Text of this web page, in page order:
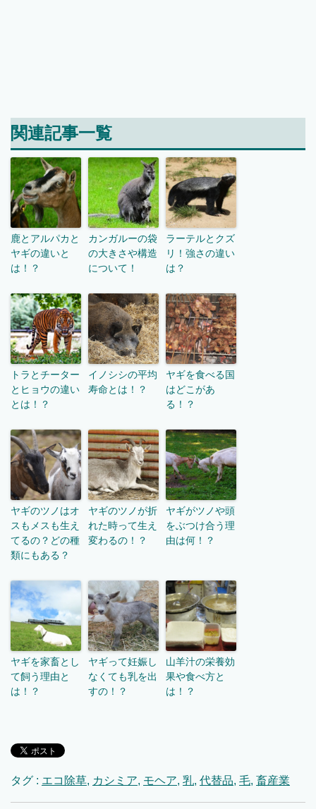
関連記事一覧
鹿とアルパカと
ヤギの違いと
は！？
カンガルーの袋
の大きさや構造
について！
ラーテルとクズ
リ！強さの違い
は？
トラとチーター
とヒョウの違い
とは！？
イノシシの平均
寿命とは！？
ヤギを食べる国
はどこがあ
る！？
ヤギのツノはオ
スもメスも生え
てるの？どの種
類にもある？
ヤギのツノが折
れた時って生え
変わるの！？
ヤギがツノや頭
をぶつけ合う理
由は何！？
ヤギを家畜とし
て飼う理由と
は！？
ヤギって妊娠し
なくても乳を出
すの！？
山羊汁の栄養効
果や食べ方と
は！？
タグ : エコ除草, カシミア, モヘア, 乳, 代替品, 毛, 畜産業